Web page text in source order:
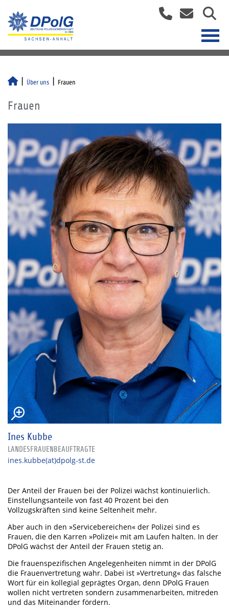
Über uns Frauen
Frauen
Ines Kubbe
LANDESFRAUENBEAUFTRAGTE
ines.kubbe(at)dpolg-st.de
Der Anteil der Frauen bei der Polizei wächst kontinuierlich.
Einstellungsanteile von fast 40 Prozent bei den
Vollzugskräften sind keine Seltenheit mehr.
Aber auch in den »Servicebereichen« der Polizei sind es
Frauen, die den Karren »Polizei« mit am Laufen halten. In der
DPolG wächst der Anteil der Frauen stetig an.
Die frauenspezifischen Angelegenheiten nimmt in der DPolG
die Frauenvertretung wahr. Dabei ist »Vertretung« das falsche
Wort für ein kollegial geprägtes Organ, denn DPolG Frauen
wollen nicht vertreten sondern zusammenarbeiten, mitreden
und das Miteinander fördern.